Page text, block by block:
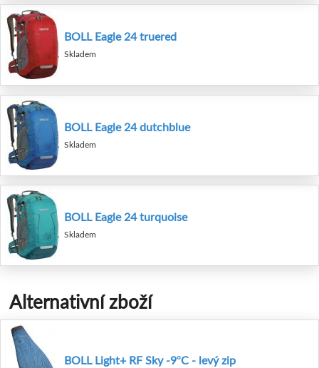
BOLL Eagle 24 truered
Skladem
BOLL Eagle 24 dutchblue
Skladem
BOLL Eagle 24 turquoise
Skladem
Alternativní zboží
BOLL Light+ RF Sky -9°C - levý zip